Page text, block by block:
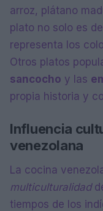
arroz, plátano
plato no solo es
representa los
Otros platos
sancocho y las
propia historia y
Influencia
venezolana
La cocina
multiculturalidad
tiempos de los